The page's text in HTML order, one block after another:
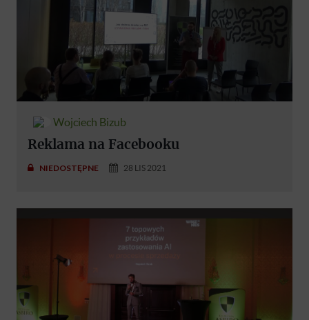
Wojciech Bizub
Reklama na Facebooku
NIEDOSTĘPNE 28 LIS 2021